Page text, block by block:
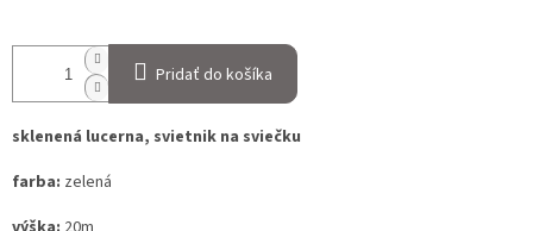
Pridať do košíka
sklenená lucerna, svietnik na sviečku
farba: zelená